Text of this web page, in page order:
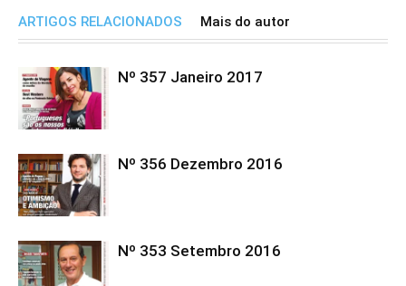
ARTIGOS RELACIONADOS Mais do autor
Nº 357 Janeiro 2017
Nº 356 Dezembro 2016
Nº 353 Setembro 2016